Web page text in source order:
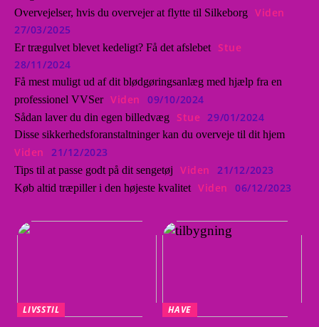
Overvejelser, hvis du overvejer at flytte til Silkeborg Viden
27/03/2025
Er trægulvet blevet kedeligt? Få det afslebet
Stue
28/11/2024
Få mest muligt ud af dit blødgøringsanlæg med hjælp fra en
professionel VVSer Viden 09/10/2024
Sådan laver du din egen billedvæg Stue 29/01/2024
Disse sikkerhedsforanstaltninger kan du overveje til dit hjem
Viden 21/12/2023
Tips til at passe godt på dit sengetøj Viden 21/12/2023
Køb altid træpiller i den højeste kvalitet Viden 06/12/2023
LIVSSTIL HAVE